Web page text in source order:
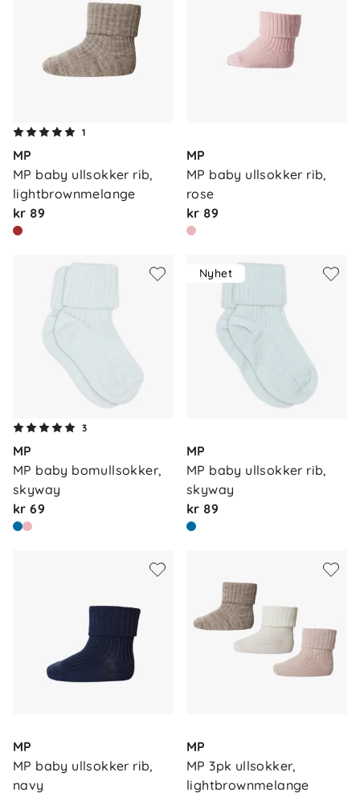
1
MP
MP baby ullsokker rib,
lightbrownmelange
kr 89
MP
MP baby ullsokker rib,
rose
kr 89
3
MP
MP baby bomullsokker,
skyway
kr 69
Nyhet
MP
MP baby ullsokker rib,
skyway
kr 89
MP
MP baby ullsokker rib,
navy
MP
MP 3pk ullsokker,
lightbrownmelange